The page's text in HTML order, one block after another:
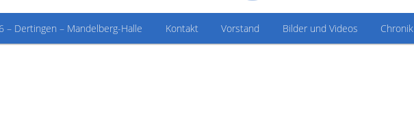
– Dertingen – Mandelberg-Halle Kontakt Vorstand Bilder und Videos Chronik